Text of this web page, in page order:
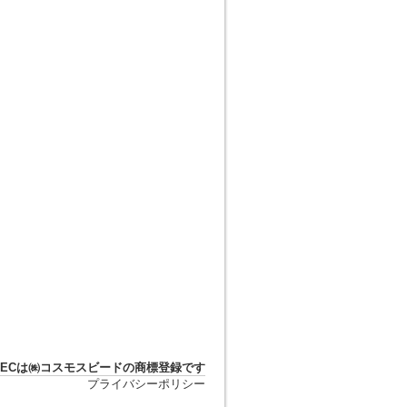
は㈱コスモスビードの商標登録です
プライバシーポリシー